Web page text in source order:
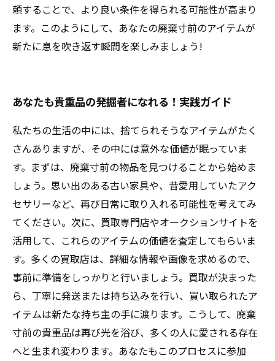
頼することで、より良い条件を得られる可能性が高まり
ます。このようにして、あなたの廃棄寸前のアイテムが
新たに息を吹き返す瞬間を楽しみましょう!
あなたも貴重品の発掘者になれる！実践ガイド
私たちの生活の中には、捨てられそうなアイテムがたく
さんありますが、その中には意外な価値が眠っていま
す。まずは、廃棄寸前の物品を見つけることから始めま
しょう。思い出のある古い家具や、昔愛用していたアク
セサリーなど、再び日常に取り入れる可能性を考えてみ
てください。次に、買取専門店やオークションサイトを
活用して、これらのアイテムの価値を査定してもらいま
す。多くの買取店は、詳細な情報や画像を求めるので、
事前に準備をしっかりと行いましょう。買取が決まった
ら、丁寧に発送または持ち込みを行い、買い取られたア
イテムは新たな持ち主の手に渡ります。こうして、廃棄
寸前の貴重品は再び光を浴び、多くの人に愛される存在
へと生まれ変わります。あなたもこのプロセスに参加